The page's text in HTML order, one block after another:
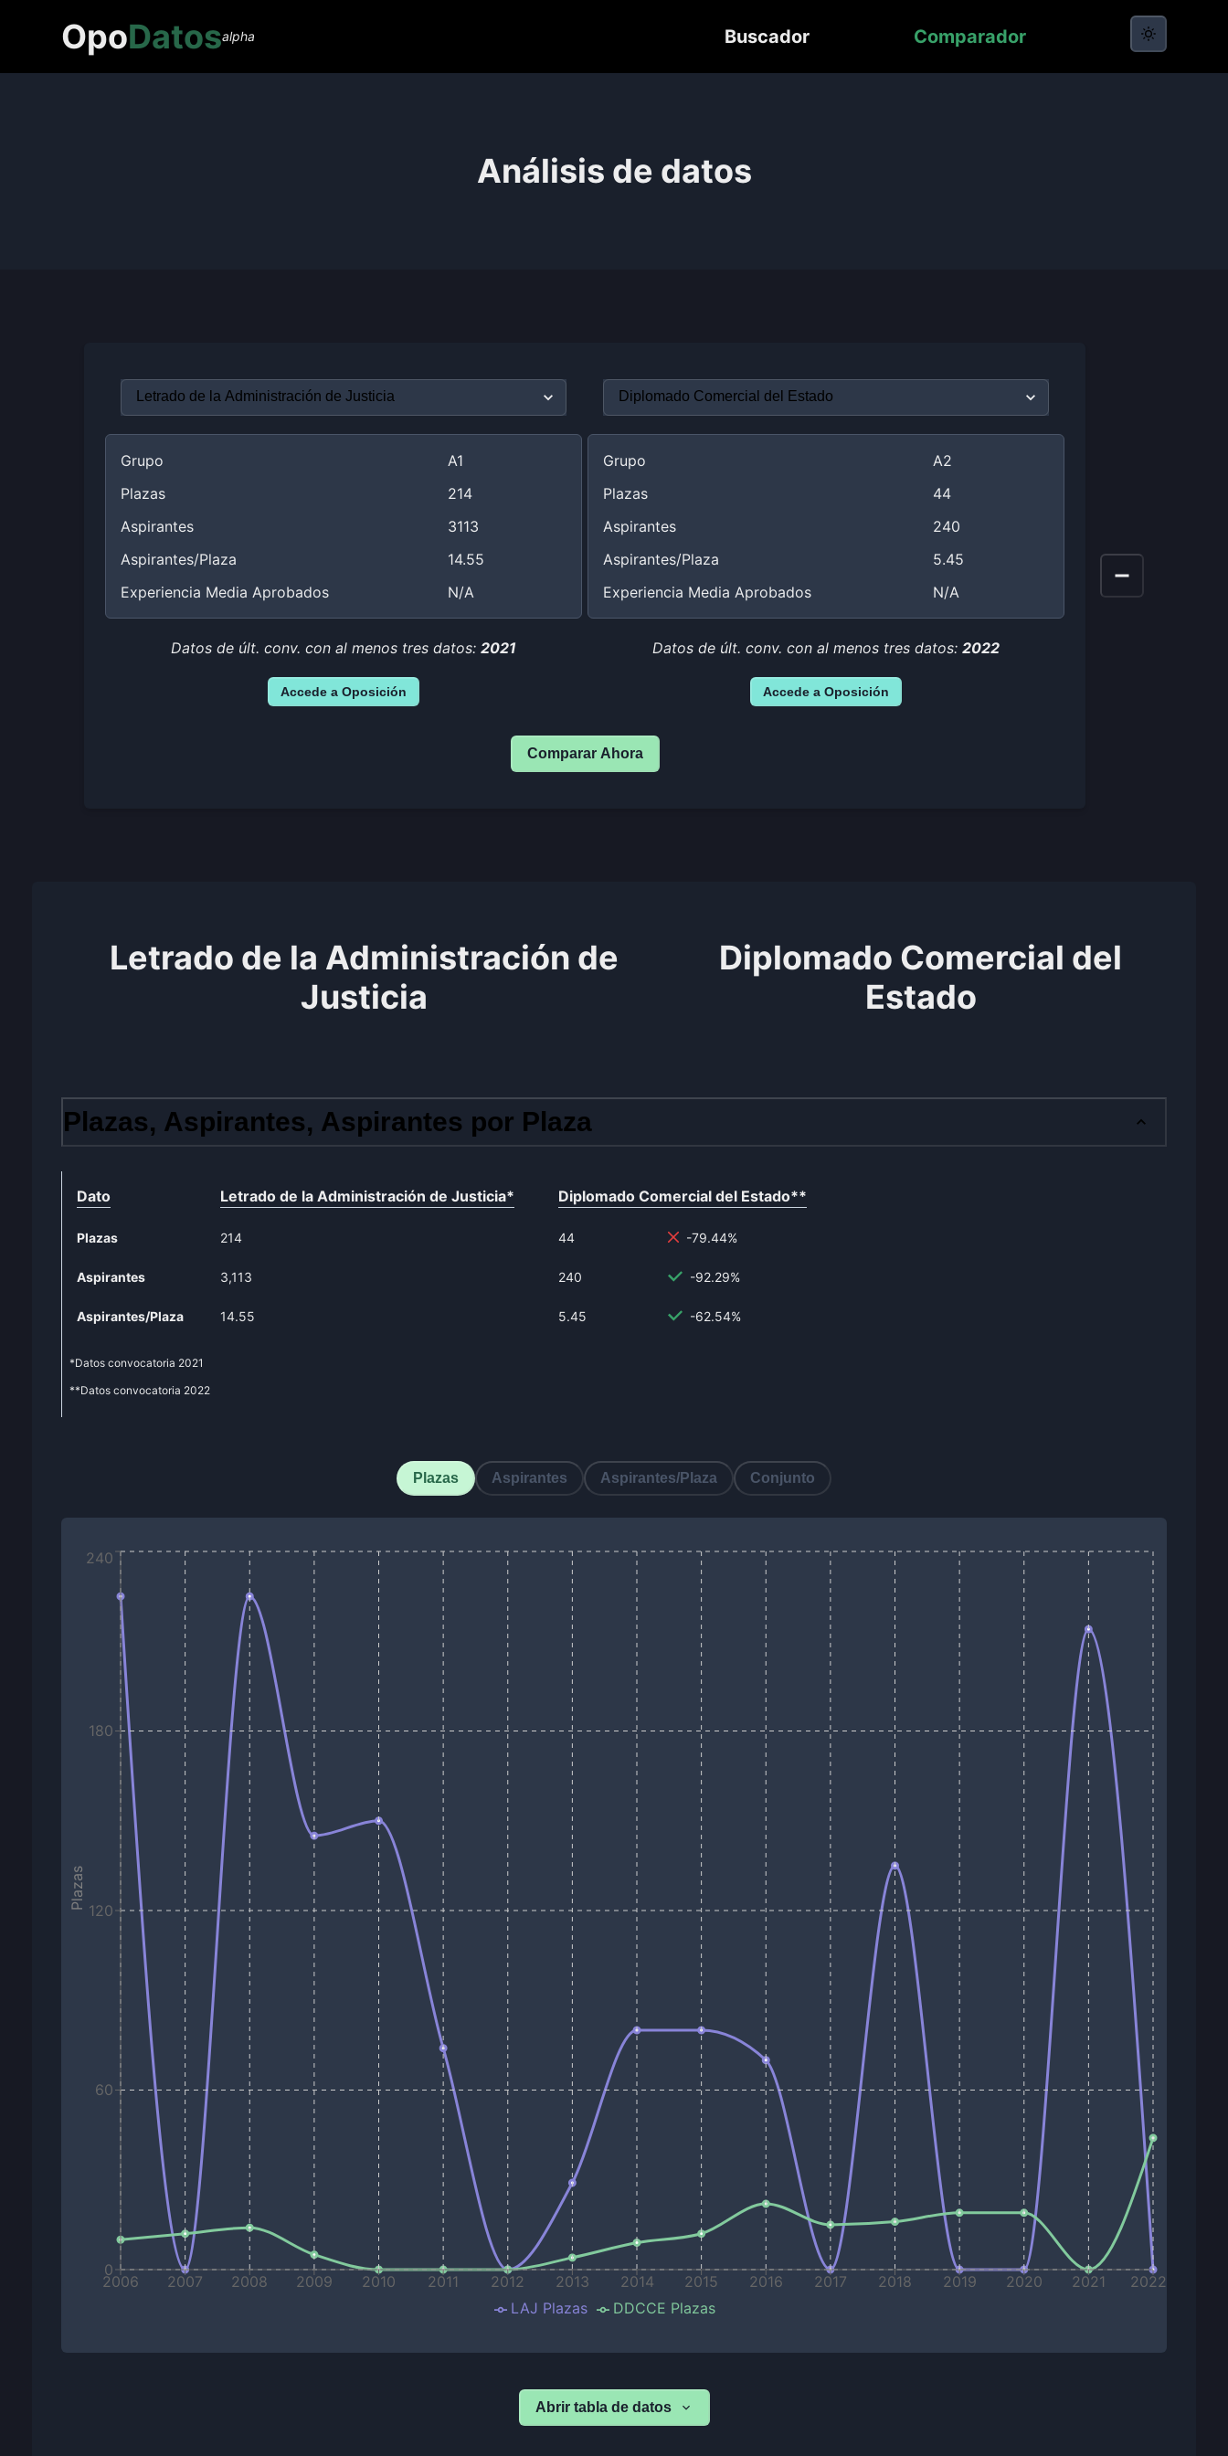
OpoDatosalpha Buscador Comparador
Análisis de datos
Grupo
A1
Plazas
214
Aspirantes
3113
Aspirantes/Plaza
14.55
Experiencia Media Aprobados
N/A
Datos de últ. conv. con al menos tres datos: 2021
Accede a Oposición
Grupo
A2
Plazas
44
Aspirantes
240
Aspirantes/Plaza
5.45
Experiencia Media Aprobados
N/A
Datos de últ. conv. con al menos tres datos: 2022
Accede a Oposición
Comparar Ahora
Letrado de la Administración de
Justicia
Diplomado Comercial del
Estado
Plazas, Aspirantes, Aspirantes por Plaza
Dato Letrado de la Administración de Justicia*
Plazas 214
Aspirantes 3,113
Aspirantes/Plaza 14.55
Diplomado Comercial del Estado**
44 -79.44%
240 -92.29%
5.45 -62.54%
*Datos convocatoria 2021
**Datos convocatoria 2022
Plazas Aspirantes Aspirantes/Plaza Conjunto
2006 2007 2008 2009 2010 2011 2012 2013 2014 2015 2016 2017 2018 2019 2020 2021 2022
0
60
120
180
240
Plazas
LAJ Plazas DDCCE Plazas
Abrir tabla de datos